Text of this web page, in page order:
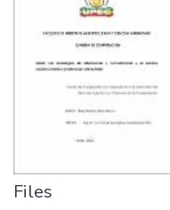
Files